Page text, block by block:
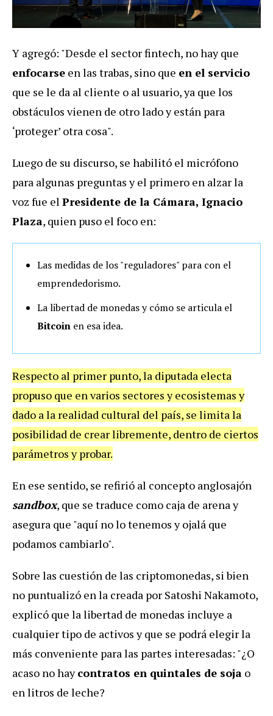
Y agregó: "Desde el sector fintech, no hay que
enfocarse en las trabas, sino que en el servicio
que se le da al cliente o al usuario, ya que los
obstáculos vienen de otro lado y están para
‘proteger’ otra cosa".
Luego de su discurso, se habilitó el micrófono
para algunas preguntas y el primero en alzar la
voz fue el Presidente de la Cámara, Ignacio
Plaza, quien puso el foco en:
Las medidas de los "reguladores" para con el
emprendedorismo.
La libertad de monedas y cómo se articula el
Bitcoin en esa idea.
Respecto al primer punto, la diputada electa
propuso que en varios sectores y ecosistemas y
dado a la realidad cultural del país, se limita la
posibilidad de crear libremente, dentro de ciertos
parámetros y probar.
En ese sentido, se refirió al concepto anglosajón
sandbox, que se traduce como caja de arena y
asegura que "aquí no lo tenemos y ojalá que
podamos cambiarlo".
Sobre las cuestión de las criptomonedas, si bien
no puntualizó en la creada por Satoshi Nakamoto,
explicó que la libertad de monedas incluye a
cualquier tipo de activos y que se podrá elegir la
más conveniente para las partes interesadas: "¿O
acaso no haycontratos en quintales de soja o
en litros de leche?